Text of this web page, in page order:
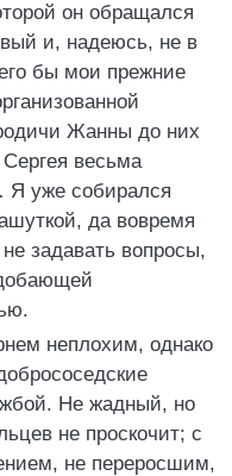
он обращался
и, надеюсь, не в
бы мои прежние
Жанны до них
весьма
Я уже собирался
да вовремя
задавать вопросы,
неплохим, однако
Не жадный, но
не проскочит; с
не переросшим,